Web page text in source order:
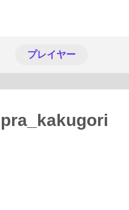
プレイヤー